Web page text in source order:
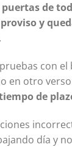
de
y
con el
en otro
de
día y